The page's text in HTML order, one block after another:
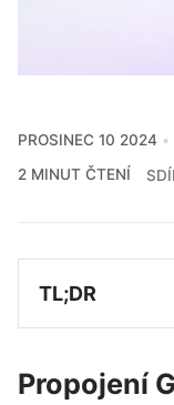
PROSINEC 10 2024
2 MINUT ČTENÍ
TL;DR
Gemini, AI
Uživatelé
Propojení